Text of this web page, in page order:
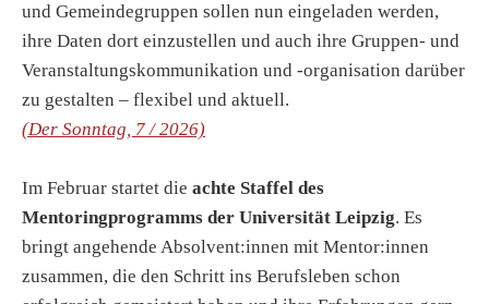
und Gemeindegruppen sollen nun eingeladen werden,
ihre Daten dort einzustellen und auch ihre Gruppen- und
Veranstaltungskommunikation und -organisation darüber
zu gestalten – flexibel und aktuell.
(Der Sonntag, 7 / 2026)
Im Februar startet die achte Staffel des
Mentoringprogramms der Universität Leipzig. Es
bringt angehende Absolvent:innen mit Mentor:innen
zusammen, die den Schritt ins Berufsleben schon